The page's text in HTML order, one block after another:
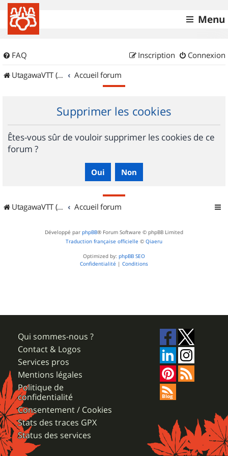
Menu
FAQ Connexion
Inscription
UtagawaVTT (Randos VTT et VTTAE avec traces GPS)
Accueil forum
Supprimer les cookies
Êtes-vous sûr de vouloir supprimer les cookies de ce
forum ?
UtagawaVTT (Randos VTT et VTTAE avec traces GPS) Accueil forum
Développé par phpBB® Forum Software © phpBB Limited
Traduction française officielle © Qiaeru
Optimized by: phpBB SEO
Confidentialité | Conditions
Qui sommes-nous ?
Contact & Logos
Services pros
Mentions légales
Politique de
confidentialité
Consentement / Cookies
Stats des traces GPX
Status des services